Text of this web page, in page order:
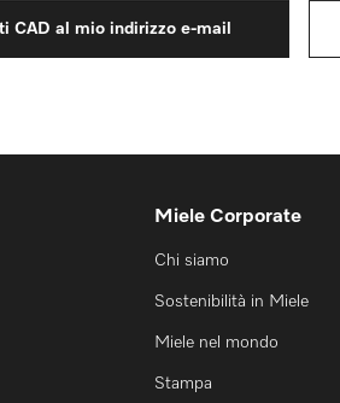
Miele Corporate
Chi siamo
Sostenibilità in Miele
Miele nel mondo
Stampa